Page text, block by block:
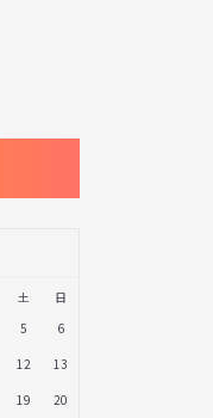
土
日
5
6
12
13
19
20